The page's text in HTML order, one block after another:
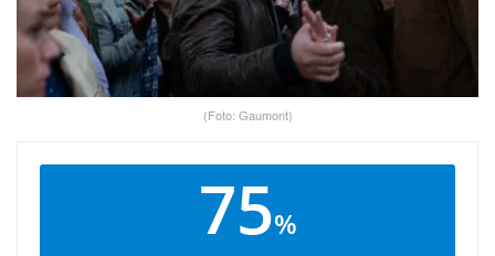
(Foto: Gaumont)
75%